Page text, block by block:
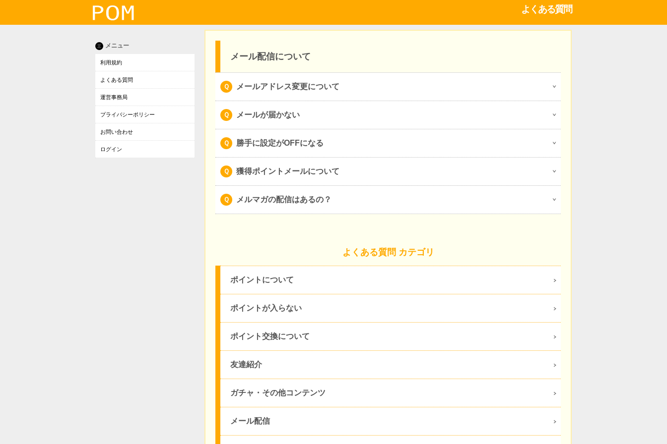
よくある質問
三 メニュー
利用規約
よくある質問
運営事務局
プライバシーポリシー
お問い合わせ
ログイン
メール配信について
メールアドレス変更について
メールが届かない
勝手に設定がOFFになる
獲得ポイントメールについて
メルマガの配信はあるの？
よくある質問 カテゴリ
ポイントについて
ポイントが入らない
ポイント交換について
友達紹介
ガチャ・その他コンテンツ
メール配信